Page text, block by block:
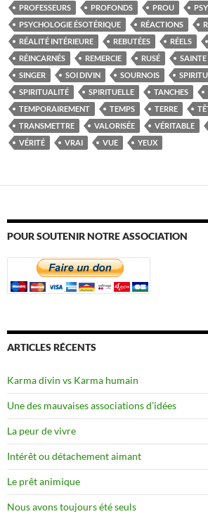
PROFESSEURS
PROFONDS PROU
PSYCHOLOGIE ÉSOTÉRIQUE
RÉACTIONS
RÉALITÉ INTÉRIEURE
REBUTÉES RÉELS
RÉINCARNÉS
REMERCIE RUSÉ SAINTE
SINGER
SOI DIVIN SOURNOIS
SPIRITUALITÉ
SPIRITUELLE TANCHES
TEMPORAIREMENT
TEMPS TERRE
TRANSMETTRE
VALORISÉE VÉRITABLE
VÉRITÉ
VRAI VUE YEUX
POUR SOUTENIR NOTRE ASSOCIATION
ARTICLES RÉCENTS
Karma divin vs Karma humain
Une des mauvaises associations d’idées
La peur de vivre
Intérêt ou détachement aimant
Le prêt animique
Nous avons toujours été seuls